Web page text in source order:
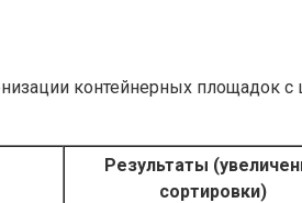
контейнерных площадок
Результаты
сортировки)